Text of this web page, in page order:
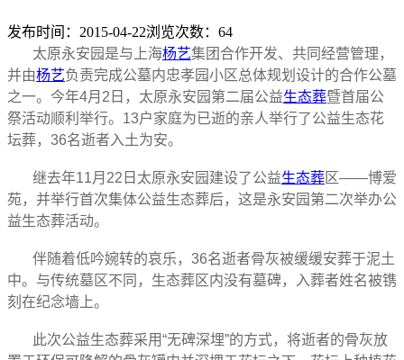
发布时间：2015-04-22浏览次数： 64
太原永安园是与上海杨艺集团合作开发、共同经营管理，
并由杨艺负责完成公墓内忠孝园小区总体规划设计的合作公墓
之一。今年4月2日，太原永安园第二届公益生态葬暨首届公
祭活动顺利举行。13户家庭为已逝的亲人举行了公益生态花
坛葬，36名逝者入土为安。
继去年11月22日太原永安园建设了公益生态葬区——博爱
苑，并举行首次集体公益生态葬后，这是永安园第二次举办公
益生态葬活动。
伴随着低吟婉转的哀乐，36名逝者骨灰被缓缓安葬于泥土
中。与传统墓区不同，生态葬区内没有墓碑，入葬者姓名被镌
刻在纪念墙上。
此次公益生态葬采用“无碑深埋”的方式，将逝者的骨灰放